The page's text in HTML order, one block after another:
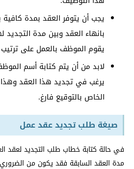
يجب أن يتوفر العقد بمدة كافية
بانهاء العقد وبين مدة التجديد
يقوم الموظف بالعمل على
لابد من أن يتم كتابة أسم
يرغب في تجديد هذا العقد
الخاص بالتوقيع فارغ.
صيغة طلب تجديد عقد عمل
في حالة كتابة خطاب طلب التجديد لعقد
مدة العقد السابقة فقد يكون من الضروري